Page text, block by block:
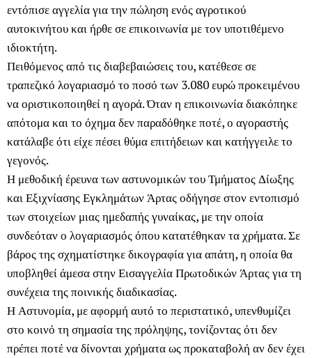
εντόπισε αγγελία για την πώληση ενός αγροτικού
αυτοκινήτου και ήρθε σε επικοινωνία με τον υποτιθέμενο
ιδιοκτήτη.
Πειθόμενος από τις διαβεβαιώσεις του, κατέθεσε σε
τραπεζικό λογαριασμό το ποσό των 3.080 ευρώ προκειμένου
να οριστικοποιηθεί η αγορά. Όταν η επικοινωνία διακόπηκε
απότομα και το όχημα δεν παραδόθηκε ποτέ, ο αγοραστής
κατάλαβε ότι είχε πέσει θύμα επιτήδειων και κατήγγειλε το
γεγονός.
Η μεθοδική έρευνα των αστυνομικών του Τμήματος Δίωξης
και Εξιχνίασης Εγκλημάτων Άρτας οδήγησε στον εντοπισμό
των στοιχείων μιας ημεδαπής γυναίκας, με την οποία
συνδεόταν ο λογαριασμός όπου κατατέθηκαν τα χρήματα. Σε
βάρος της σχηματίστηκε δικογραφία για απάτη, η οποία θα
υποβληθεί άμεσα στην Εισαγγελία Πρωτοδικών Άρτας για τη
συνέχεια της ποινικής διαδικασίας.
Η Αστυνομία, με αφορμή αυτό το περιστατικό, υπενθυμίζει
στο κοινό τη σημασία της πρόληψης, τονίζοντας ότι δεν
πρέπει ποτέ να δίνονται χρήματα ως προκαταβολή αν δεν έχει